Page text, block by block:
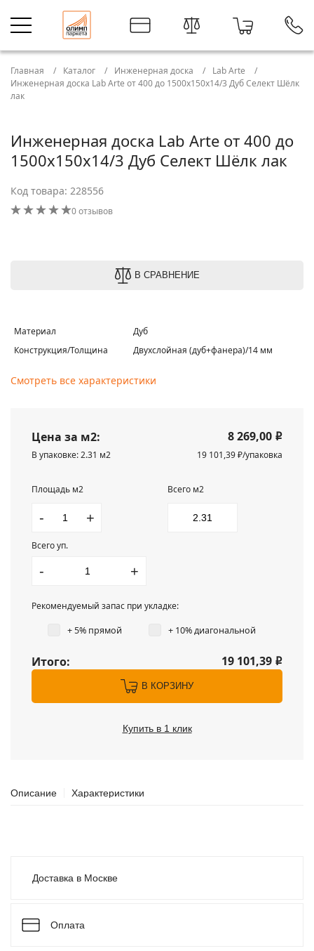
Главная Каталог Инженерная доска
Lab Arte
Инженерная доска Lab Arte от 400 до 1500х150х14/3 Дуб Селект Шёлк
лак
Инженерная доска Lab Arte от 400 до
1500х150х14/3 Дуб Селект Шёлк лак
Код товара: 228556
0 отзывов
В СРАВНЕНИЕ
Материал
Дуб
Конструкция/Толщина
Двухслойная (дуб+фанера)/14 мм
Смотреть все характеристики
Цена за м2: 8 269,00 i
В упаковке: 2.31 м2 19 101,39 ₽/упаковка
Площадь м2
- +
Всего м2
Всего уп.
- +
Рекомендуемый запас при укладке:
+ 5% прямой + 10% диагональной
Итого: 19 101,39 i
В КОРЗИНУ
Купить в 1 клик
Описание Характеристики
Доставка в Москве
Оплата